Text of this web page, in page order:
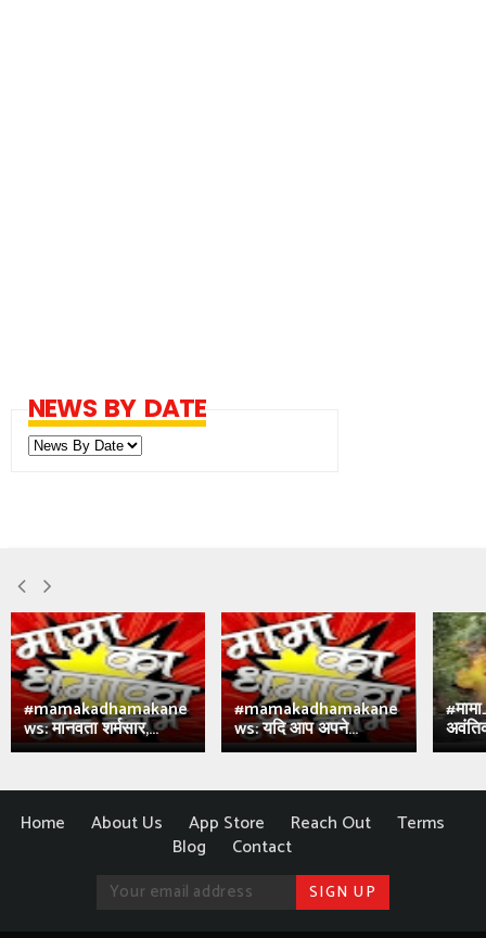
NEWS BY DATE
#mamakadhamakane
ws: मानवता शर्मसार,...
#mamakadhamakane
ws: यदि आप अपने...
Home About Us App Store Reach Out
Terms
Blog
Contact